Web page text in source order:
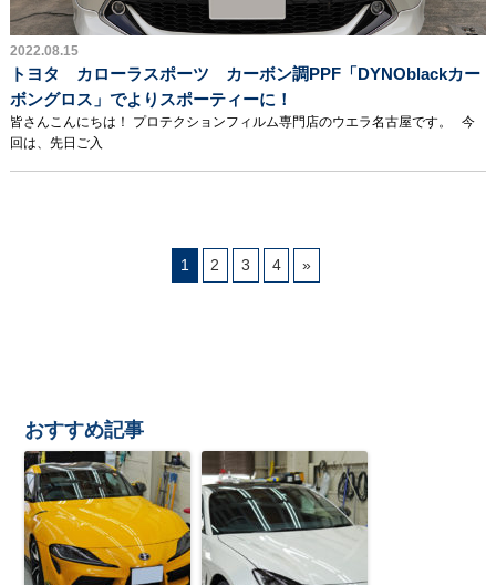
2022.08.15
トヨタ カローラスポーツ カーボン調PPF「DYNOblackカー
ボングロス」でよりスポーティーに！
皆さんこんにちは！ プロテクションフィルム専門店のウエラ名古屋です。 今
回は、先日ご入
1 2 3 4 »
おすすめ記事